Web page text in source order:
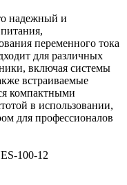
надежный и
переменного тока
для различных
включая системы
встраиваемые
компактными
в использовании,
для профессионалов
100-12